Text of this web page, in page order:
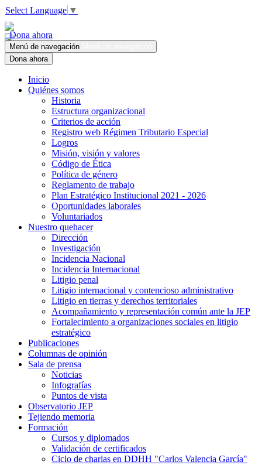
Select Language ▼
Dona ahora
Menú de navegación
Dona ahora
Inicio
Quiénes somos
Historia
Estructura organizacional
Criterios de acción
Registro web Régimen Tributario Especial
Logros
Misión, visión y valores
Código de Ética
Política de género
Reglamento de trabajo
Plan Estratégico Institucional 2021 - 2026
Oportunidades laborales
Voluntariados
Nuestro quehacer
Dirección
Investigación
Incidencia Nacional
Incidencia Internacional
Litigio penal
Litigio internacional y contencioso administrativo
Litigio en tierras y derechos territoriales
Acompañamiento y representación común ante la JEP
Fortalecimiento a organizaciones sociales en litigio
estratégico
Publicaciones
Columnas de opinión
Sala de prensa
Noticias
Infografías
Puntos de vista
Observatorio JEP
Tejiendo memoria
Formación
Cursos y diplomados
Validación de certificados
Ciclo de charlas en DDHH "Carlos Valencia García"